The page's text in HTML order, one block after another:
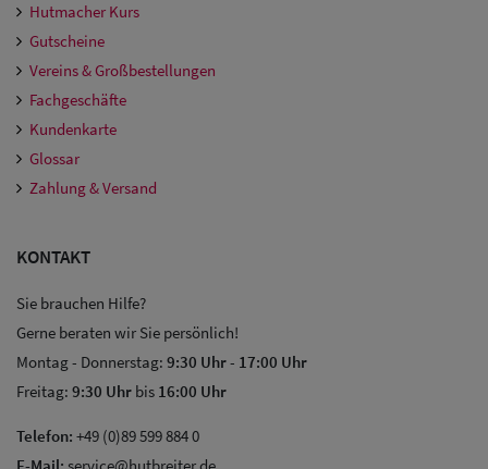
Hutmacher Kurs
Gutscheine
Vereins & Großbestellungen
Fachgeschäfte
Kundenkarte
Glossar
Zahlung & Versand
KONTAKT
Sie brauchen Hilfe?
Gerne beraten wir Sie persönlich!
Montag - Donnerstag: 9:30 Uhr- 17:00 Uhr
Freitag: 9:30 Uhr bis 16:00 Uhr
Telefon: +49 (0)89 599 884 0